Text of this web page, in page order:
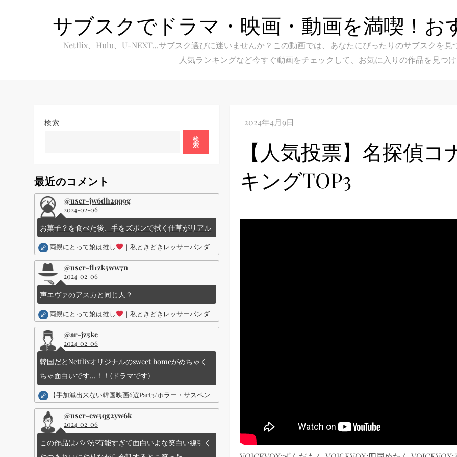
サブスクでドラマ・映画・動画を満喫！お
Netflix、Hulu、U-NEXT…サブスク選びに迷いませんか？この動画では、あなたにぴったりのサブスクを見
人気ランキングなど今すぐ動画をチェックして、お気に入りの作品を見つけ
【人気投票】名探偵
キングTOP3
検索
検
索
最近のコメント
@user-jw6dh2qq9g
2024-02-06
お菓子？を食べた後、手をズボンで拭く仕草がリアル
両親にとって娘は推し ｜私ときどきレッサーパンダ ｜Disney (ディズニープラス）
@user-fl1zk5ww7n
2024-02-06
声エヴァのアスカと同じ人？
両親にとって娘は推し ｜私ときどきレッサーパンダ ｜Disney (ディズニープラス）
@ar-jz5kc
2024-02-06
韓国だとNetflixオリジナルのsweet homeがめちゃく
ちゃ面白いです...！！(ドラマです)
【手加減出来ない韓国映画6選Part3/ホラー・サスペンス・ノワール】韓国至上の《最凶の悪》が登場する韓国映画。
@user-ew5qg2yw6k
2024-02-06
この作品はパパが有能すぎて面白いよな笑白い線引く